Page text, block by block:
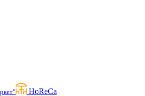
HoReCa